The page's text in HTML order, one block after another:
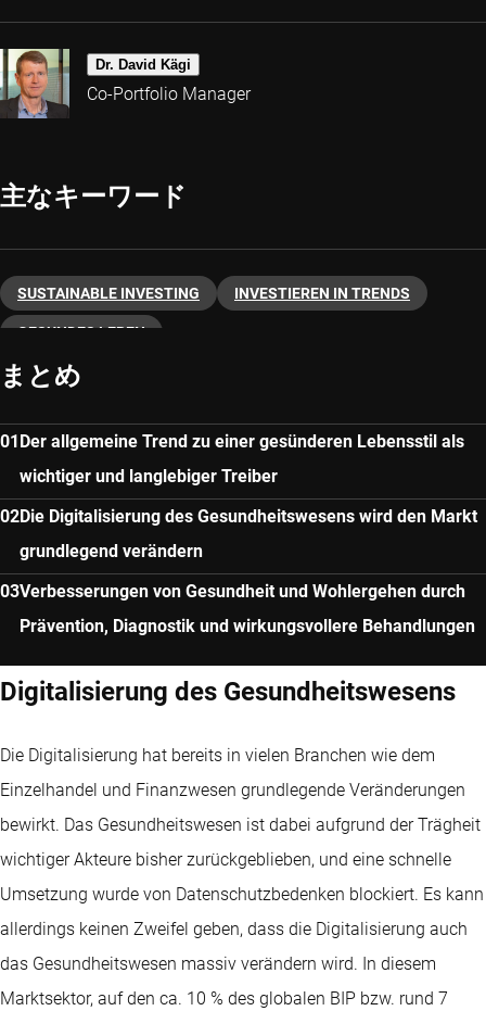
Dr. David Kägi
Co-Portfolio Manager
主なキーワード
SUSTAINABLE INVESTING INVESTIEREN IN TRENDS
GESUNDES LEBEN
まとめ
Der allgemeine Trend zu einer gesünderen Lebensstil als
wichtiger und langlebiger Treiber
Die Digitalisierung des Gesundheitswesens wird den Markt
grundlegend verändern
Verbesserungen von Gesundheit und Wohlergehen durch
Prävention, Diagnostik und wirkungsvollere Behandlungen
Digitalisierung des Gesundheitswesens
Die Digitalisierung hat bereits in vielen Branchen wie dem
Einzelhandel und Finanzwesen grundlegende Veränderungen
bewirkt. Das Gesundheitswesen ist dabei aufgrund der Trägheit
wichtiger Akteure bisher zurückgeblieben, und eine schnelle
Umsetzung wurde von Datenschutzbedenken blockiert. Es kann
allerdings keinen Zweifel geben, dass die Digitalisierung auch
das Gesundheitswesen massiv verändern wird. In diesem
Marktsektor, auf den ca. 10 % des globalen BIP bzw. rund 7